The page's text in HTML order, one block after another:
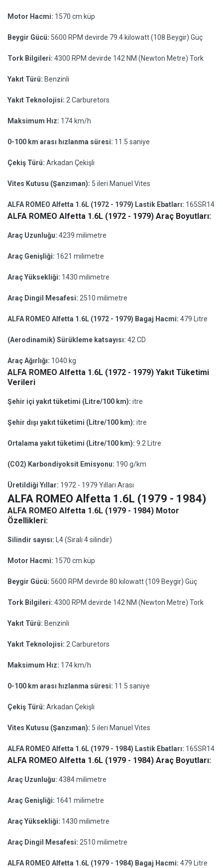
Motor Hacmi: 1570 cm küp
Beygir Gücü: 5600 RPM devirde 79.4 kilowatt (108 Beygir) Güç
Tork Bilgileri: 4300 RPM devirde 142 NM (Newton Metre) Tork
Yakıt Türü: Benzinli
Yakıt Teknolojisi: 2 Carburetors
Maksimum Hız: 174 km/h
0-100 km arası hızlanma süresi: 11.5 saniye
Çekiş Türü: Arkadan Çekişli
Vites Kutusu (Şanzıman): 5 ileri Manuel Vites
ALFA ROMEO Alfetta 1.6L (1972 - 1979) Lastik Ebatları: 165SR14
ALFA ROMEO Alfetta 1.6L (1972 - 1979) Araç Boyutları:
Araç Uzunluğu: 4239 milimetre
Araç Genişliği: 1621 milimetre
Araç Yüksekliği: 1430 milimetre
Araç Dingil Mesafesi: 2510 milimetre
ALFA ROMEO Alfetta 1.6L (1972 - 1979) Bagaj Hacmi: 479 Litre
(Aerodinamik) Sürükleme katsayısı: 42 CD
Araç Ağırlığı: 1040 kg
ALFA ROMEO Alfetta 1.6L (1972 - 1979) Yakıt Tüketimi
Verileri
Şehir içi yakıt tüketimi (Litre/100 km): itre
Şehir dışı yakıt tüketimi (Litre/100 km): itre
Ortalama yakıt tüketimi (Litre/100 km): 9.2 Litre
(CO2) Karbondiyoksit Emisyonu: 190 g/km
Üretildiği Yıllar: 1972 - 1979 Yılları Arası
ALFA ROMEO Alfetta 1.6L (1979 - 1984)
ALFA ROMEO Alfetta 1.6L (1979 - 1984) Motor
Özellikleri:
Silindir sayısı: L4 (Sıralı 4 silindir)
Motor Hacmi: 1570 cm küp
Beygir Gücü: 5600 RPM devirde 80 kilowatt (109 Beygir) Güç
Tork Bilgileri: 4300 RPM devirde 142 NM (Newton Metre) Tork
Yakıt Türü: Benzinli
Yakıt Teknolojisi: 2 Carburetors
Maksimum Hız: 174 km/h
0-100 km arası hızlanma süresi: 11.5 saniye
Çekiş Türü: Arkadan Çekişli
Vites Kutusu (Şanzıman): 5 ileri Manuel Vites
ALFA ROMEO Alfetta 1.6L (1979 - 1984) Lastik Ebatları: 165SR14
ALFA ROMEO Alfetta 1.6L (1979 - 1984) Araç Boyutları:
Araç Uzunluğu: 4384 milimetre
Araç Genişliği: 1641 milimetre
Araç Yüksekliği: 1430 milimetre
Araç Dingil Mesafesi: 2510 milimetre
ALFA ROMEO Alfetta 1.6L (1979 - 1984) Bagaj Hacmi: 479 Litre